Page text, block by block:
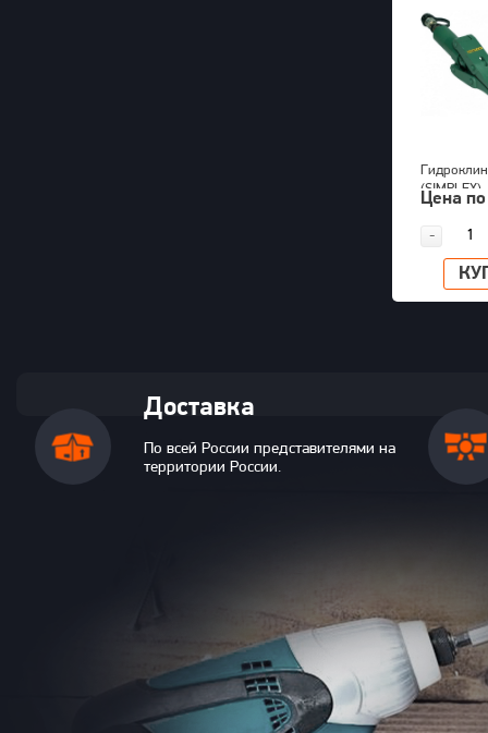
(SIMPLEX)
Цена
-
Доставка
По всей России представителями на
территории России.